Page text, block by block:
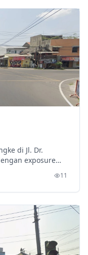
di Jl. Dr.
exposure
11